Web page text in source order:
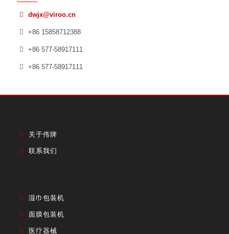
dwjx@viroo.cn
+86 15858712388
+86 577-58917111
+86 577-58917111
关于伟牌
联系我们
湿巾包装机
面膜包装机
医疗器械